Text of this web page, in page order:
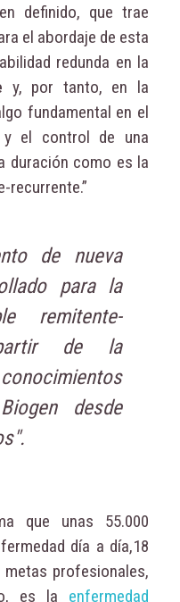
definido, que trae
el abordaje de esta
redunda en la
y, por tanto, en la
fundamental en el
y el control de una
duración como es la
recurrente.”
de nueva
para la
remitente-
de la
desde
que unas 55.000
día a día,18
profesionales,
es la enfermedad